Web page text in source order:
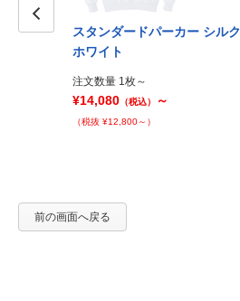
スタンダードパーカー シルク
ホワイト
注文数量 1枚～
¥14,080 （税込） ～
（税抜 ¥12,800～）
前の画面へ戻る